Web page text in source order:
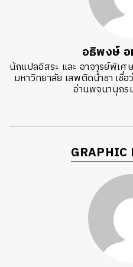
อธิพงษ์
นักแปลอิสระ และ อาจารย์พิ
มหาวิทยาลัย เสพติดน้ำชา เชื่
อ่านพจนานุกร
GRAPHIC